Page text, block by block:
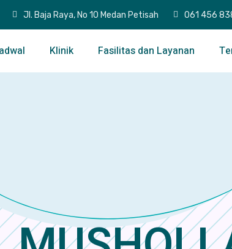
Jl. Baja Raya, No 10 Medan Petisah 061 456
Klinik Fasilitas dan Layanan